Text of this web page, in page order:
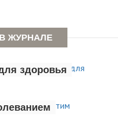
ЖУРНАЛЕ
здоровья